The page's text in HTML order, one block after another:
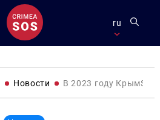
ru
Новости В 2023 году